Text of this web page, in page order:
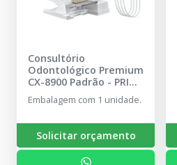
Consultório
Odontológico Premium
CX-8900 Padrão - PRIME
WELT
Embalagem com 1 unidade.
Solicitar orçamento